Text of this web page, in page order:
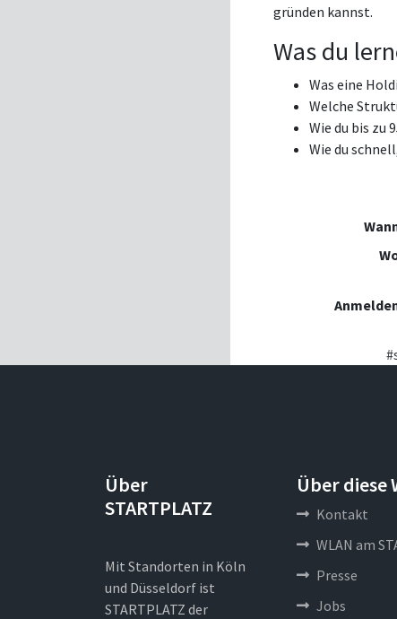
gründen kannst.
Was du
Was eine
Welche
Wie du bis zu
Wie du
Über
STARTPLATZ
Mit Standorten in Köln
und Düsseldorf ist
STARTPLATZ der
Über diese
Kontakt
WLAN am
Presse
Jobs